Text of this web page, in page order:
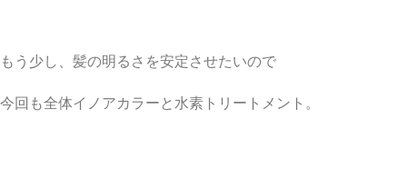
もう少し、髪の明るさを安定させたいので
今回も全体イノアカラーと水素トリートメント。